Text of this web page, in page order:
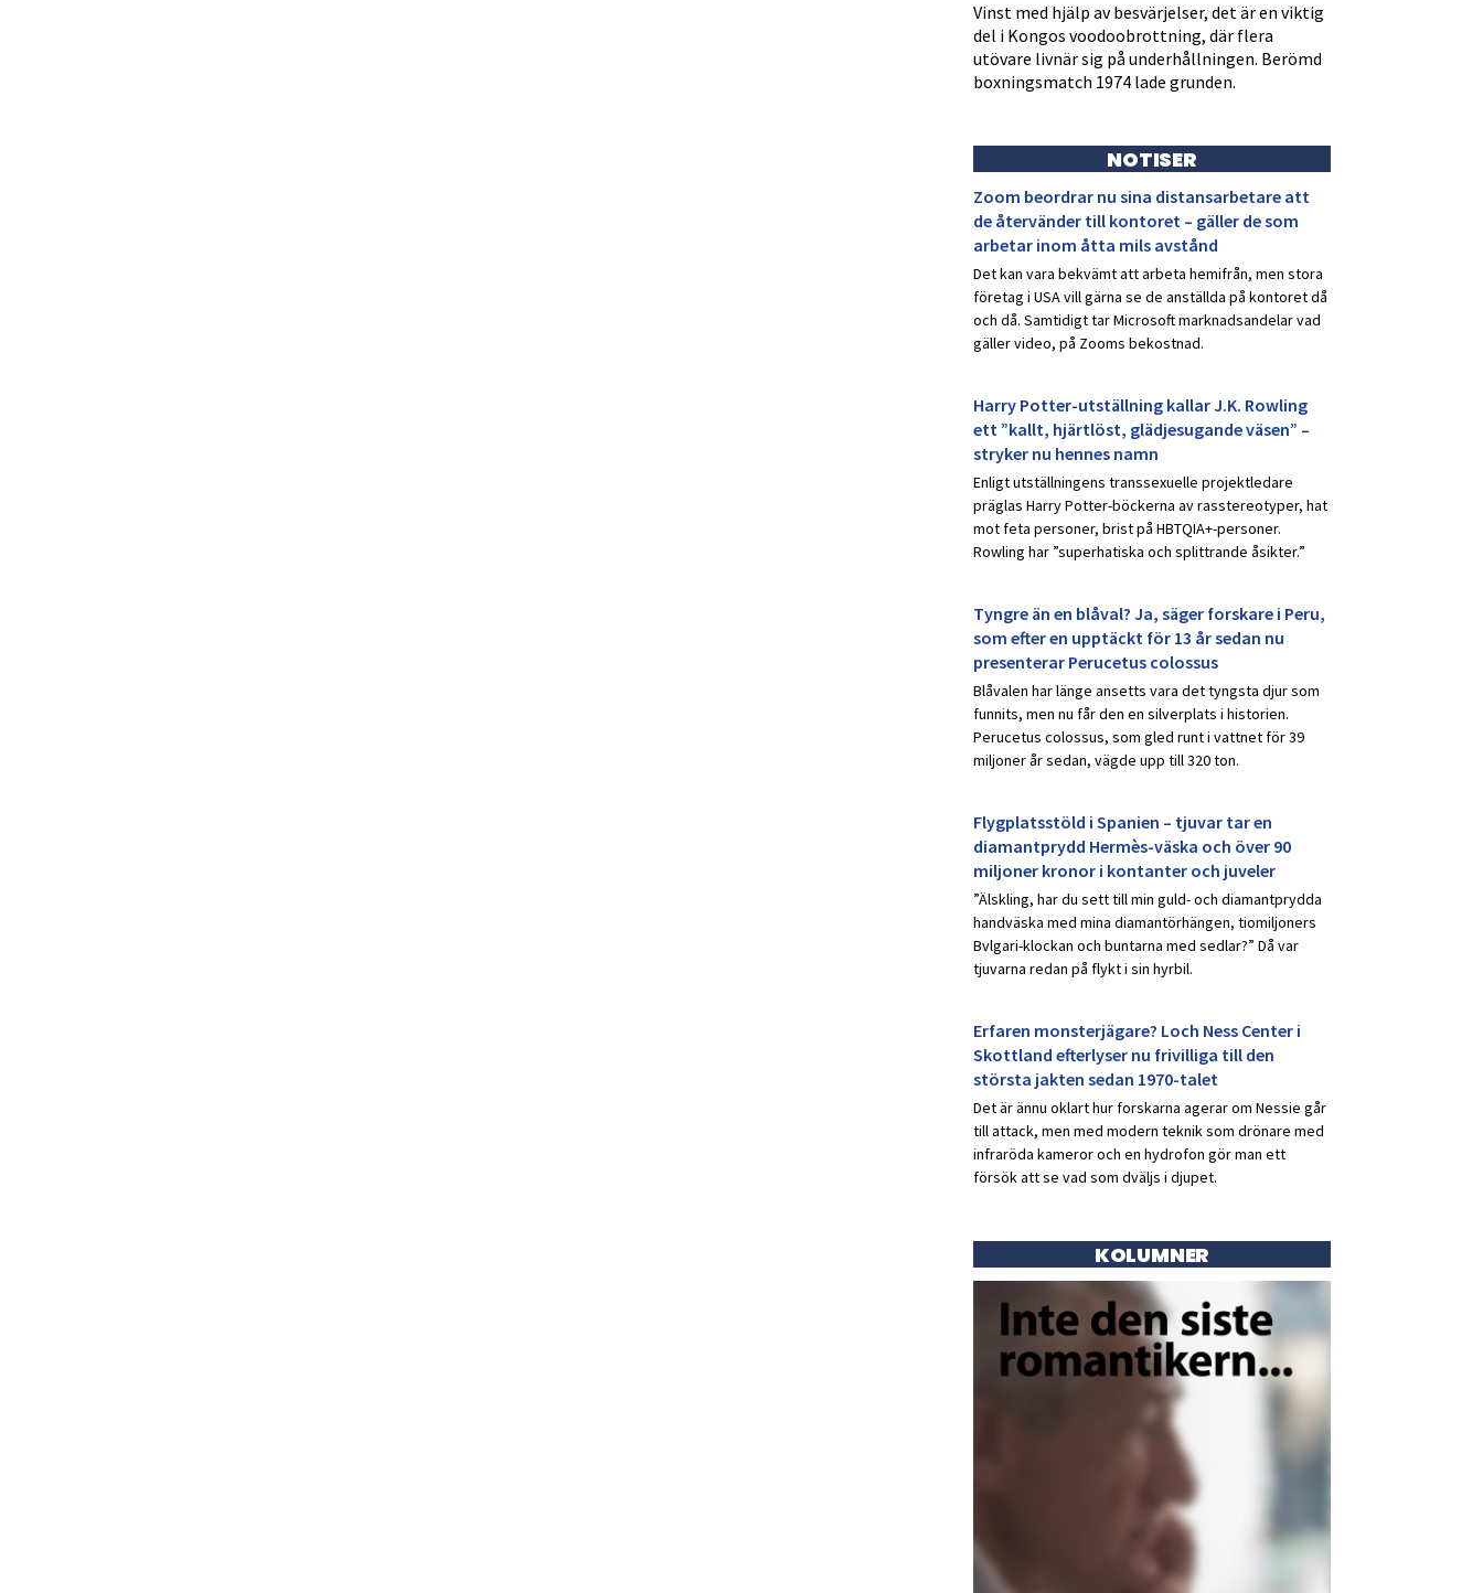
Vinst med hjälp av besvärjelser, det är en viktig
del i Kongos voodoobrottning, där flera
utövare livnär sig på underhållningen. Berömd
boxningsmatch 1974 lade grunden.
NOTISER
Zoom beordrar nu sina distansarbetare att
de återvänder till kontoret – gäller de som
arbetar inom åtta mils avstånd
Det kan vara bekvämt att arbeta hemifrån, men stora
företag i USA vill gärna se de anställda på kontoret då
och då. Samtidigt tar Microsoft marknadsandelar vad
gäller video, på Zooms bekostnad.
Harry Potter-utställning kallar J.K. Rowling
ett ”kallt, hjärtlöst, glädjesugande väsen” –
stryker nu hennes namn
Enligt utställningens transsexuelle projektledare
präglas Harry Potter-böckerna av rasstereotyper, hat
mot feta personer, brist på HBTQIA+-personer.
Rowling har ”superhatiska och splittrande åsikter.”
Tyngre än en blåval? Ja, säger forskare i Peru,
som efter en upptäckt för 13 år sedan nu
presenterar Perucetus colossus
Blåvalen har länge ansetts vara det tyngsta djur som
funnits, men nu får den en silverplats i historien.
Perucetus colossus, som gled runt i vattnet för 39
miljoner år sedan, vägde upp till 320 ton.
Flygplatsstöld i Spanien – tjuvar tar en
diamantprydd Hermès-väska och över 90
miljoner kronor i kontanter och juveler
”Älskling, har du sett till min guld- och diamantprydda
handväska med mina diamantörhängen, tiomiljoners
Bvlgari-klockan och buntarna med sedlar?” Då var
tjuvarna redan på flykt i sin hyrbil.
Erfaren monsterjägare? Loch Ness Center i
Skottland efterlyser nu frivilliga till den
största jakten sedan 1970-talet
Det är ännu oklart hur forskarna agerar om Nessie går
till attack, men med modern teknik som drönare med
infraröda kameror och en hydrofon gör man ett
försök att se vad som dväljs i djupet.
KOLUMNER